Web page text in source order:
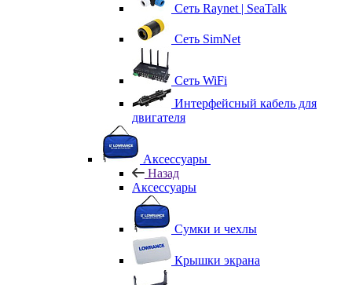
Сеть Raynet | SeaTalk
Сеть SimNet
Сеть WiFi
Интерфейсный кабель для
двигателя
Аксессуары
Назад
Аксессуары
Сумки и чехлы
Крышки экрана